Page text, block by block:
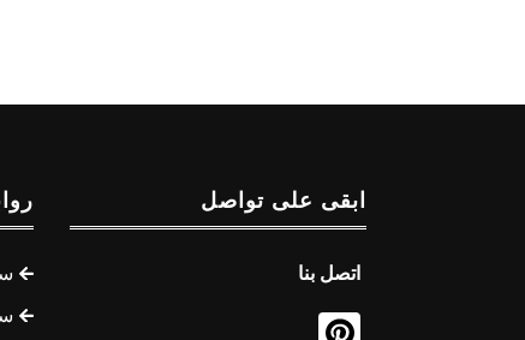
ابقى على تواصل
اتصل بنا